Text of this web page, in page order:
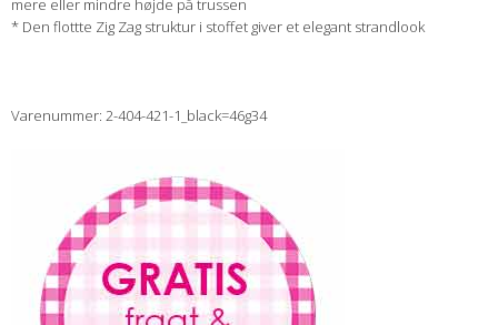
mere eller mindre højde på trussen
* Den flottte Zig Zag struktur i stoffet giver et elegant strandlook
Varenummer: 2-404-421-1_black=46g34